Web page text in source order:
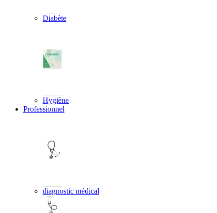
Diabète
Hygiène
Professionnel
diagnostic médical